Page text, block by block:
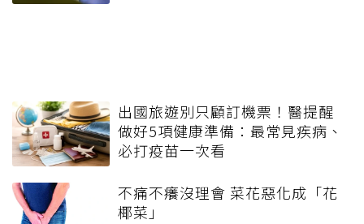
出國旅遊別只顧訂機票！醫提醒
做好5項健康準備：最常見疾病、
必打疫苗一次看
不痛不癢沒理會 菜花惡化成「花
椰菜」